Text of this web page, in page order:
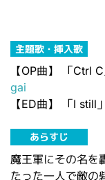
主題歌・挿入歌
【OP曲】 「Ctrl C
gai
【ED曲】
「I still」
あらすじ
魔王軍にその名を
たった一人で敵の